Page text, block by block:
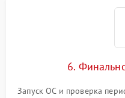
6.
Запуск ОС и проверка